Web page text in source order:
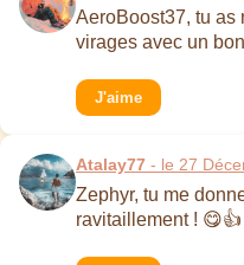
AeroBoost37, tu as
virages avec un
J'aime
Atalay77 - le 27
Zephyr, tu me
ravitaillement ! 😋👍